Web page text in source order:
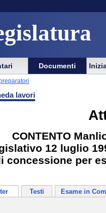
Documenti
lavori
CONTENTO
12 luglio
concessione per
Testi Esame in